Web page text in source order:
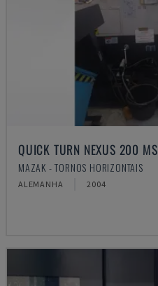
QUICK TURN NEXUS 200 MS
MAZAK - TORNOS HORIZONTAIS
ALEMANHA 2004